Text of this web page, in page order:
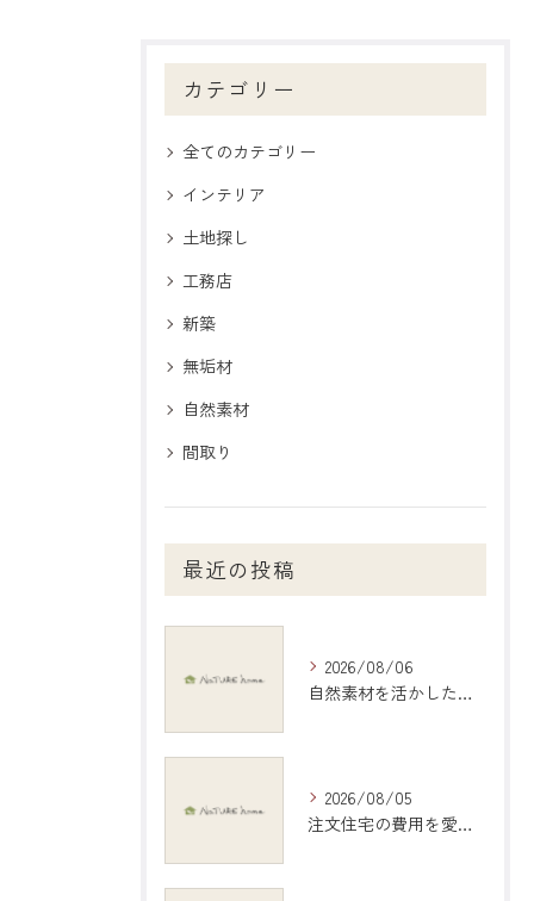
カテゴリー
全てのカテゴリー
インテリア
土地探し
工務店
新築
無垢材
自然素材
間取り
最近の投稿
2026/08/06
自然素材を活かしたインテリアで愛知県稲沢市の暮らしを心地よくする選び方ガイド
2026/08/05
注文住宅の費用を愛知県江南市で現実的に把握する具体的シミュレーション